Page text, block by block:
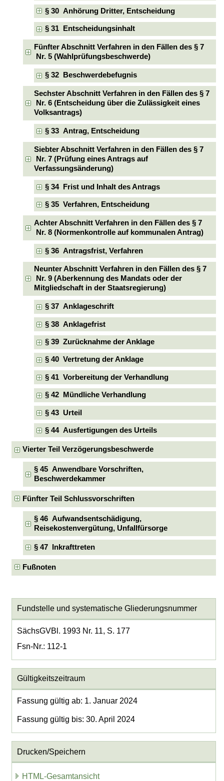
§ 30 Anhörung Dritter, Entscheidung
§ 31 Entscheidungsinhalt
Fünfter Abschnitt Verfahren in den Fällen des § 7
Nr. 5 (Wahlprüfungsbeschwerde)
§ 32 Beschwerdebefugnis
Sechster Abschnitt Verfahren in den Fällen des § 7
Nr. 6 (Entscheidung über die Zulässigkeit eines
Volksantrags)
§ 33 Antrag, Entscheidung
Siebter Abschnitt Verfahren in den Fällen des § 7
Nr. 7 (Prüfung eines Antrags auf
Verfassungsänderung)
§ 34 Frist und Inhalt des Antrags
§ 35 Verfahren, Entscheidung
Achter Abschnitt Verfahren in den Fällen des § 7
Nr. 8 (Normenkontrolle auf kommunalen Antrag)
§ 36 Antragsfrist, Verfahren
Neunter Abschnitt Verfahren in den Fällen des § 7
Nr. 9 (Aberkennung des Mandats oder der
Mitgliedschaft in der Staatsregierung)
§ 37 Anklageschrift
§ 38 Anklagefrist
§ 39 Zurücknahme der Anklage
§ 40 Vertretung der Anklage
§ 41 Vorbereitung der Verhandlung
§ 42 Mündliche Verhandlung
§ 43 Urteil
§ 44 Ausfertigungen des Urteils
Vierter Teil Verzögerungsbeschwerde
§ 45 Anwendbare Vorschriften,
Beschwerdekammer
Fünfter Teil Schlussvorschriften
§ 46 Aufwandsentschädigung,
Reisekostenvergütung, Unfallfürsorge
§ 47 Inkrafttreten
Fußnoten
Fundstelle und systematische Gliederungsnummer
SächsGVBl. 1993 Nr. 11, S. 177
Fsn-Nr.: 112-1
Gültigkeitszeitraum
Fassung gültig ab: 1. Januar 2024
Fassung gültig bis: 30. April 2024
Drucken/Speichern
HTML-Gesamtansicht